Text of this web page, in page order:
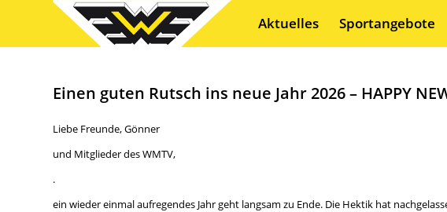
Aktuelles Sportangebote
Einen guten Rutsch ins neue Jahr 2026 – HAPPY
Liebe Freunde, Gönner
und Mitglieder des WMTV,
.
ein wieder einmal aufregendes Jahr geht langsam zu Ende. Die Hektik hat